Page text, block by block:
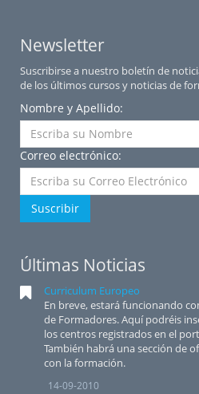
Newsletter
Suscribirse a nuestro boletín de
de los últimos cursos y noticias de
Nombre y Apellido:
Correo electrónico:
Suscribir
Últimas Noticias
Curriculum Europeo
En breve, estará funcionando
de Formadores. Aquí podréis
los centros registrados en el
También habrá una sección de
con la formación.
14-09-2010